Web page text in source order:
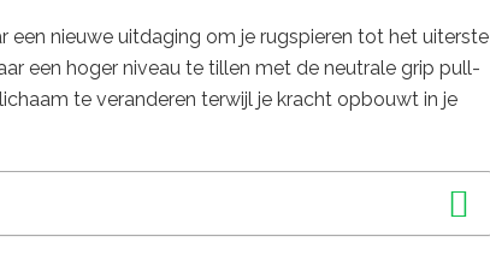
een nieuwe uitdaging om je rugspieren tot het uiterste
een hoger niveau te tillen met de neutrale grip pull-
te veranderen terwijl je kracht opbouwt in je